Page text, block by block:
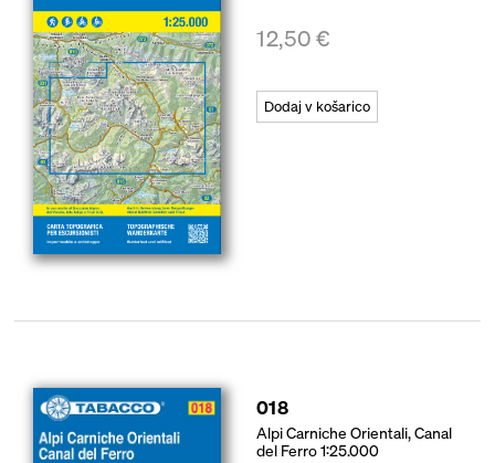
12,50€
Dodaj v košarico
018
Alpi Carniche Orientali, Canal
del Ferro 1:25.000